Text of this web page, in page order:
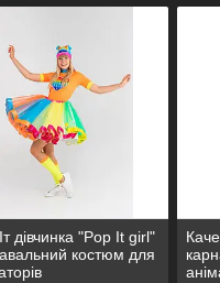
дівчинка "Pop It girl"
костюм для